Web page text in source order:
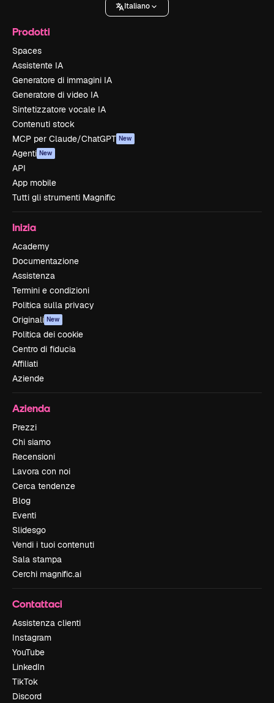
Italiano
Prodotti
Spaces
Assistente IA
Generatore di immagini IA
Generatore di video IA
Sintetizzatore vocale IA
Contenuti stock
MCP per Claude/ChatGPT New
Agenti New
API
App mobile
Tutti gli strumenti Magnific
Inizia
Academy
Documentazione
Assistenza
Termini e condizioni
Politica sulla privacy
Originali New
Politica dei cookie
Centro di fiducia
Affiliati
Aziende
Azienda
Prezzi
Chi siamo
Recensioni
Lavora con noi
Cerca tendenze
Blog
Eventi
Slidesgo
Vendi i tuoi contenuti
Sala stampa
Cerchi magnific.ai
Contattaci
Assistenza clienti
Instagram
YouTube
LinkedIn
TikTok
Discord